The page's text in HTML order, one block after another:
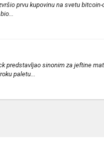
prvu kupovinu na svetu
sinonim za jeftine
paletu...